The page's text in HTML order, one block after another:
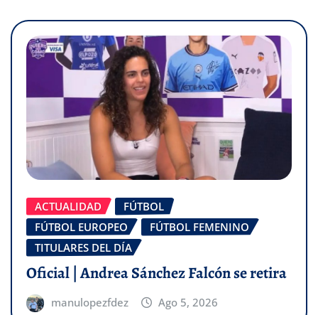
ACTUALIDAD
FÚTBOL
FÚTBOL EUROPEO
FÚTBOL FEMENINO
TITULARES DEL DÍA
Oficial | Andrea Sánchez Falcón se retira
manulopezfdez Ago 5, 2026